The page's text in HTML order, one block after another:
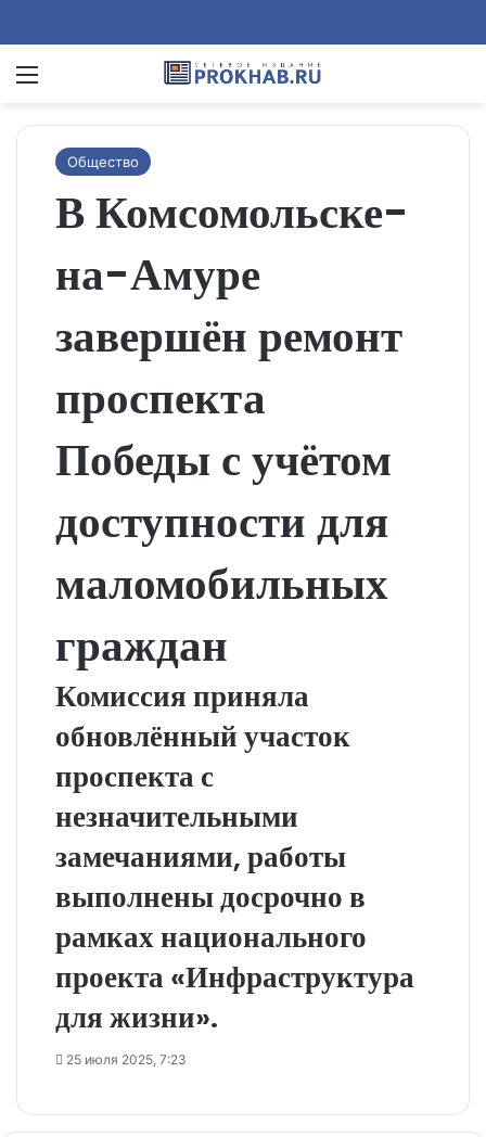
Menu
Общество
В Комсомольске-
на-Амуре
завершён ремонт
проспекта
Победы с учётом
доступности для
маломобильных
граждан
Комиссия приняла
обновлённый участок
проспекта с
незначительными
замечаниями, работы
выполнены досрочно в
рамках национального
проекта «Инфраструктура
для жизни».
25 июля 2025, 7:23